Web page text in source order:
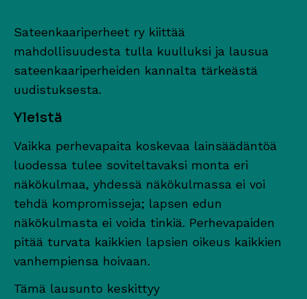
Sateenkaariperheet ry kiittää
mahdollisuudesta tulla kuulluksi ja lausua
sateenkaariperheiden kannalta tärkeästä
uudistuksesta.
Yleistä
Vaikka perhevapaita koskevaa lainsäädäntöä
luodessa tulee soviteltavaksi monta eri
näkökulmaa, yhdessä näkökulmassa ei voi
tehdä kompromisseja; lapsen edun
näkökulmasta ei voida tinkiä. Perhevapaiden
pitää turvata kaikkien lapsien oikeus kaikkien
vanhempiensa hoivaan.
Tämä lausunto keskittyy